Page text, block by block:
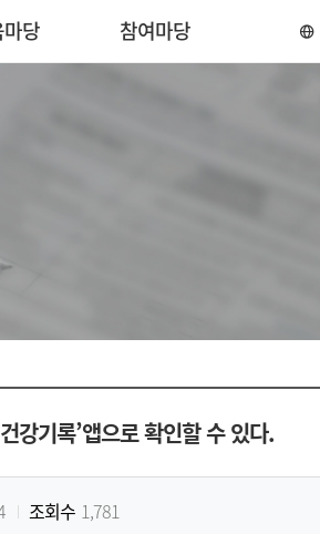
당 참여마당
강기록’앱으로 확인할 수 있다.
조회수 1,781